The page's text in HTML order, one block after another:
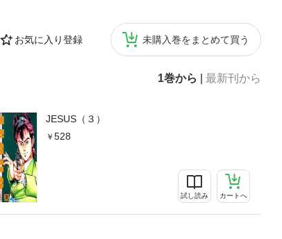
お気に入り登録 未購入巻をまとめて買う
1巻から 最新刊から
JESUS（３）
528
試し読み カートへ